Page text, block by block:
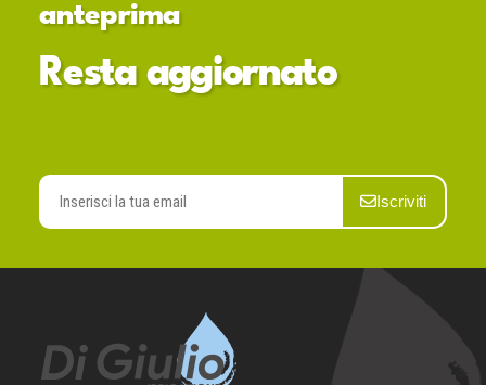
anteprima
Resta aggiornato
Iscriviti